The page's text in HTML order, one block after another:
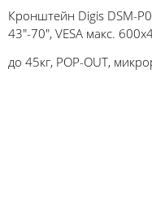
Кронштейн Digis DSM-
43"-70", VESA макс.
до 45кг, POP-OUT,